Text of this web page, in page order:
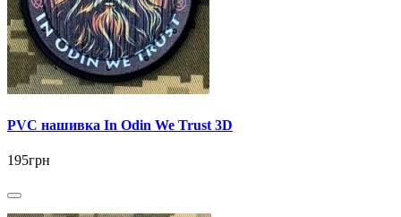
PVC нашивка In Odin We Trust 3D
195грн